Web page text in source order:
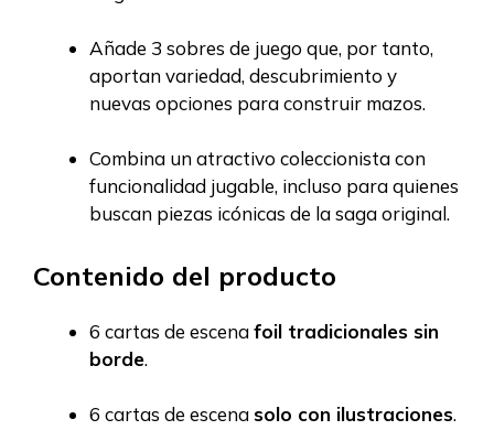
Añade 3 sobres de juego que, por tanto,
aportan variedad, descubrimiento y
nuevas opciones para construir mazos.
Combina un atractivo coleccionista con
funcionalidad jugable, incluso para quienes
buscan piezas icónicas de la saga original.
Contenido del producto
6 cartas de escenafoil tradicionales sin
borde.
6 cartas de escenasolo con ilustraciones.